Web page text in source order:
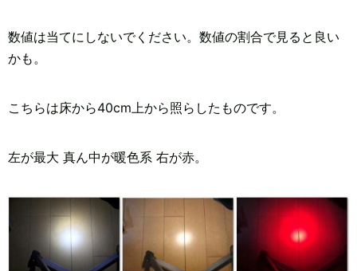
数値は当てにしないでください。数値の割合で見ると良い
かも。
こちらは床から40cm上から照らしたものです。
左が最大 真ん中が暖色系 右が赤。